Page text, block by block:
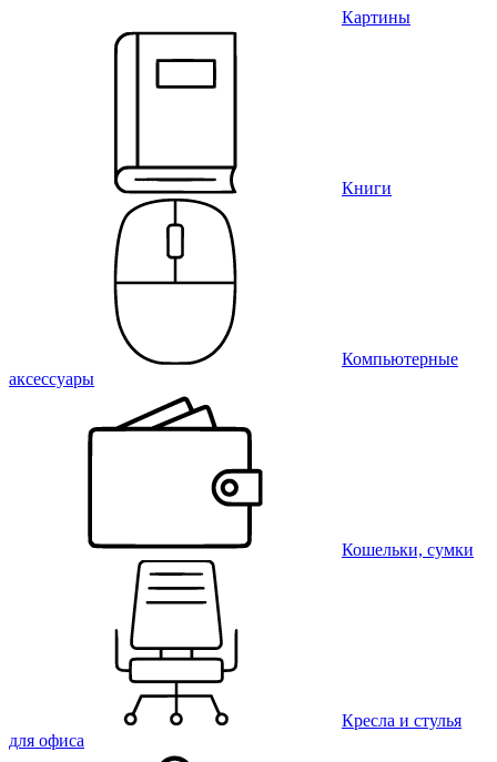
Картины
Книги
Компьютерные
аксессуары
Кошельки, сумки
Кресла и стулья
для офиса